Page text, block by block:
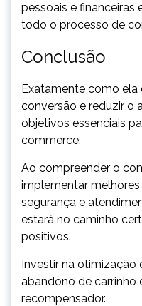
pessoais e
todo o processo de
Conclusão
Exatamente como ela
conversão e reduzir o
objetivos essenciais
commerce.
Ao compreender o
implementar
segurança e
estará no caminho
positivos.
Investir na otimização
abandono de carrinho
recompensador.